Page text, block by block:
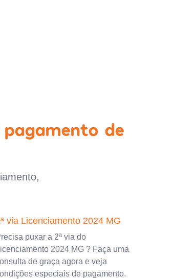
de
via Licenciamento 2024 MG
puxar a 2ª via do
2024 MG ? Faça uma
de graça agora e veja
especiais de pagamento.